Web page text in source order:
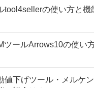
tool4sellerの使い方と機
ツールArrows10の使い
値下げツール・メルケ